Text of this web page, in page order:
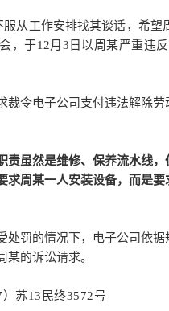
服从工作安排找其谈话，希
，于12月3日以周某严重违
裁令电子公司支付违法解除
责虽然是维修、保养流水线
求周某一人安装设备，而是
处罚的情况下，电子公司依
某的诉讼请求。
苏13民终3572号